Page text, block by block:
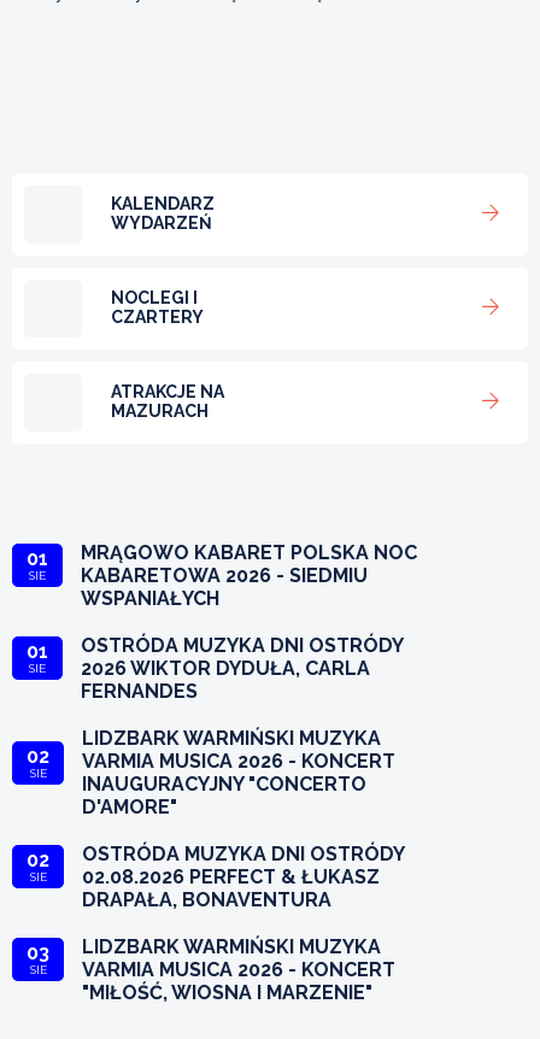
KALENDARZ
WYDARZEŃ
NOCLEGI I
CZARTERY
ATRAKCJE NA
MAZURACH
01
SIE
MRĄGOWO KABARET POLSKA NOC
KABARETOWA 2026 - SIEDMIU
WSPANIAŁYCH
01
SIE
OSTRÓDA MUZYKA DNI OSTRÓDY
2026 WIKTOR DYDUŁA, CARLA
FERNANDES
02
SIE
LIDZBARK WARMIŃSKI MUZYKA
VARMIA MUSICA 2026 - KONCERT
INAUGURACYJNY "CONCERTO
D'AMORE"
02
SIE
OSTRÓDA MUZYKA DNI OSTRÓDY
02.08.2026 PERFECT & ŁUKASZ
DRAPAŁA, BONAVENTURA
03
SIE
LIDZBARK WARMIŃSKI MUZYKA
VARMIA MUSICA 2026 - KONCERT
"MIŁOŚĆ, WIOSNA I MARZENIE"